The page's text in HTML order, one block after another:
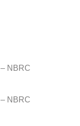
NBRC
NBRC